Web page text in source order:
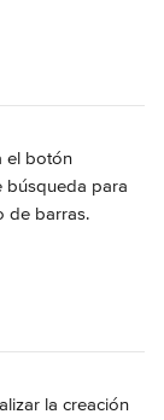
el botón
búsqueda para
de barras.
la creación